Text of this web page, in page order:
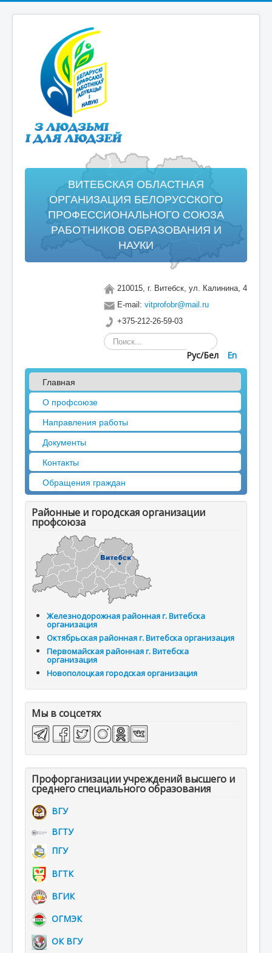
ВИТЕБСКАЯ ОБЛАСТНАЯ
ОРГАНИЗАЦИЯ БЕЛОРУССКОГО
ПРОФЕССИОНАЛЬНОГО СОЮЗА
РАБОТНИКОВ ОБРАЗОВАНИЯ И
НАУКИ
210015, г. Витебск, ул. Калинина, 4
E-mail: vitprofobr@mail.ru
+375-212-26-59-03
Искать...
Рус/Бел En
Главная
О профсоюзе
Направления работы
Документы
Контакты
Обращения граждан
Районные и городская организации
профсоюза
Железнодорожная районная г. Витебска
организация
Октябрьская районная г. Витебска организация
Первомайская районная г. Витебска
организация
Новополоцкая городская организация
Мы в соцсетях
Профорганизации учреждений высшего и
среднего специального образования
ВГУ
ВГТУ
ПГУ
ВГТК
ВГИК
ОГМЭК
ОК ВГУ